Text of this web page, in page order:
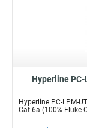
Hyperline
Hyperline PC-LPM-
Cat.6a (100% Fluke